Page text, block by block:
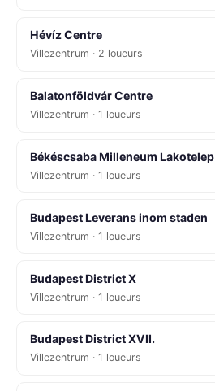
Hévíz Centre
Villezentrum · 2 loueurs
Balatonföldvár Centre
Villezentrum · 1 loueurs
Békéscsaba Milleneum Lakotelep
Villezentrum · 1 loueurs
Budapest Leverans inom staden
Villezentrum · 1 loueurs
Budapest District X
Villezentrum · 1 loueurs
Budapest District XVII.
Villezentrum · 1 loueurs